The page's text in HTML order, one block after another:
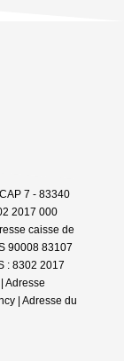
7 - 83340
2017 000
caisse de
90008 83107
: 8302 2017
Adresse
| Adresse du